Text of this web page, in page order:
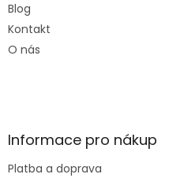
Blog
Kontakt
O nás
Informace pro nákup
Platba a doprava